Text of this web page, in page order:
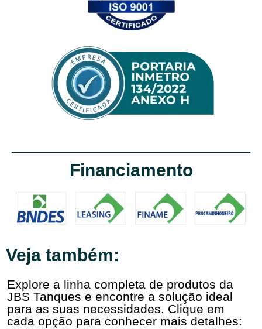
Financiamento
Veja também:
Explore a linha completa de produtos da
JBS Tanques e encontre a solução ideal
para as suas necessidades. Clique em
cada opção para conhecer mais detalhes: